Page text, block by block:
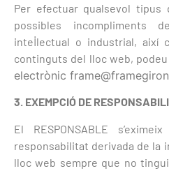
Per efectuar qualsevol tipus
possibles incompliments
intel·lectual o industrial, així
continguts del lloc web,
electrònic
3. EXEMPCIÓ DE
El RESPONSABLE
responsabilitat derivada de la
lloc web sempre que no